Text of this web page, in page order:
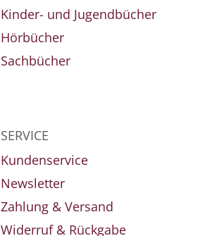
Kinder- und Jugendbücher
Hörbücher
Sachbücher
SERVICE
Kundenservice
Newsletter
Zahlung & Versand
Widerruf & Rückgabe